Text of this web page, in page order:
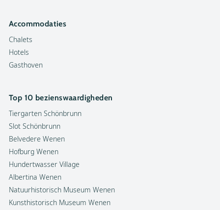
Accommodaties
Chalets
Hotels
Gasthoven
Top 10 bezienswaardigheden
Tiergarten Schönbrunn
Slot Schönbrunn
Belvedere Wenen
Hofburg Wenen
Hundertwasser Village
Albertina Wenen
Natuurhistorisch Museum Wenen
Kunsthistorisch Museum Wenen